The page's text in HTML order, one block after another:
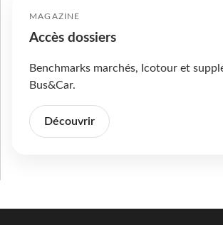
MAGAZINE
Accès dossiers
Benchmarks marchés, Icotour et
Bus&Car.
Découvrir